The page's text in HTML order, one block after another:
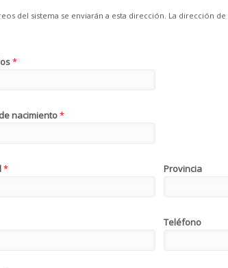
del sistema se enviarán a esta dirección. La dirección
*
nacimiento*
* Provincia
Teléfono